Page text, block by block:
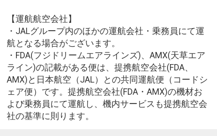
【運航航空会社】
・JALグループ内のほかの運航会社・乗務員にて運
航となる場合がございます。
・FDA(フジドリームエアラインズ)、AMX(天草エア
ライン)の記載がある便は、提携航空会社(FDA、
AMX)と日本航空（JAL）との共同運航便（コードシ
ェア便）です。提携航空会社(FDA・AMX)の機材お
よび乗務員にて運航し、機内サービスも提携航空会
社の基準に則ります。